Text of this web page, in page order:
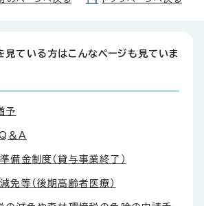
見ている方はこんなページも見ていま
予
＆A
備金制度（貸与事業終了）
免等（後期高齢者医療）